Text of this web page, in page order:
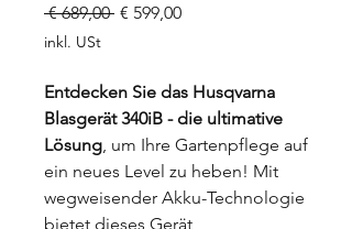
€ 689,00 Standardpreis
€ 599,00Sale-
inkl. USt
Entdecken Sie das Husqvarna
Blasgerät 340iB - die ultimative
Lösung, um Ihre Gartenpflege auf
ein neues Level zu heben! Mit
wegweisender Akku-Technologie
bietet dieses Gerät